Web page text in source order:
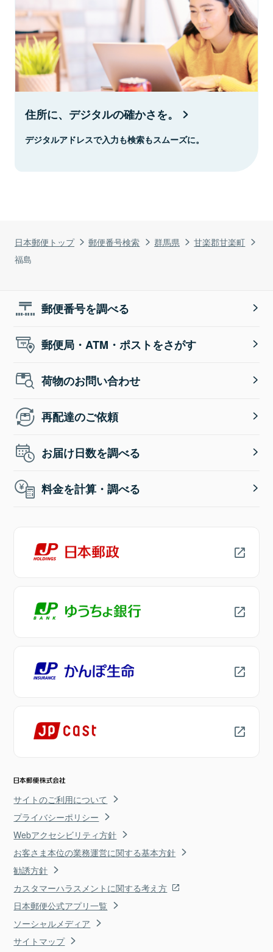
日本郵便トップ 郵便番号検索 群馬県
甘楽郡甘楽町
福島
住所に、デジタルの確かさを。
デジタルアドレスで入力も検索もスムーズに。
郵便番号を調べる
郵便局・ATM・ポストをさがす
荷物のお問い合わせ
再配達のご依頼
お届け日数を調べる
料金を計算・調べる
サイトのご利用について
プライバシーポリシー
Webアクセシビリティ方針
お客さま本位の業務運営に関する基本方針
勧誘方針
カスタマーハラスメントに関する考え方
日本郵便公式アプリ一覧
ソーシャルメディア
サイトマップ